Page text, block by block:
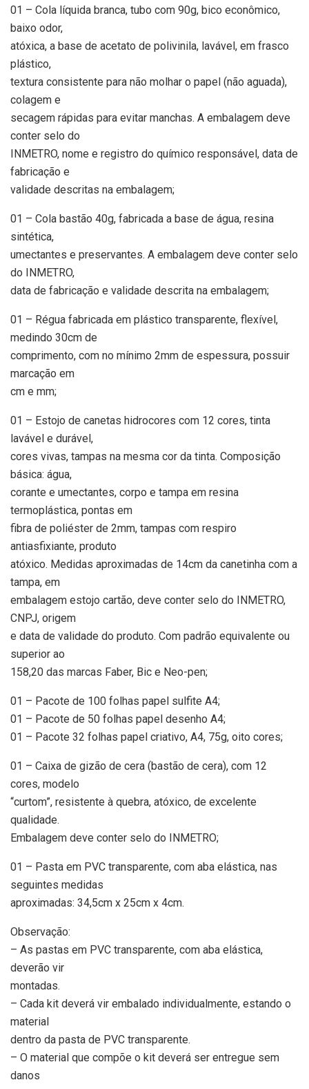
01 – Cola líquida branca, tubo com 90g, bico econômico,
baixo odor,
atóxica, a base de acetato de polivinila, lavável, em frasco
plástico,
textura consistente para não molhar o papel (não aguada),
colagem e
secagem rápidas para evitar manchas. A embalagem deve
conter selo do
INMETRO, nome e registro do químico responsável, data de
fabricação e
validade descritas na embalagem;
01 – Cola bastão 40g, fabricada a base de água, resina
sintética,
umectantes e preservantes. A embalagem deve conter selo
do INMETRO,
data de fabricação e validade descrita na embalagem;
01 – Régua fabricada em plástico transparente, flexível,
medindo 30cm de
comprimento, com no mínimo 2mm de espessura, possuir
marcação em
cm e mm;
01 – Estojo de canetas hidrocores com 12 cores, tinta
lavável e durável,
cores vivas, tampas na mesma cor da tinta. Composição
básica: água,
corante e umectantes, corpo e tampa em resina
termoplástica, pontas em
fibra de poliéster de 2mm, tampas com respiro
antiasfixiante, produto
atóxico. Medidas aproximadas de 14cm da canetinha com a
tampa, em
embalagem estojo cartão, deve conter selo do INMETRO,
CNPJ, origem
e data de validade do produto. Com padrão equivalente ou
superior ao
158,20 das marcas Faber, Bic e Neo-pen;
01 – Pacote de 100 folhas papel sulfite A4;
01 – Pacote de 50 folhas papel desenho A4;
01 – Pacote 32 folhas papel criativo, A4, 75g, oito cores;
01 – Caixa de gizão de cera (bastão de cera), com 12
cores, modelo
“curtom”, resistente à quebra, atóxico, de excelente
qualidade.
Embalagem deve conter selo do INMETRO;
01 – Pasta em PVC transparente, com aba elástica, nas
seguintes medidas
aproximadas: 34,5cm x 25cm x 4cm.
Observação:
– As pastas em PVC transparente, com aba elástica,
deverão vir
montadas.
– Cada kit deverá vir embalado individualmente, estando o
material
dentro da pasta de PVC transparente.
– O material que compõe o kit deverá ser entregue sem
danos